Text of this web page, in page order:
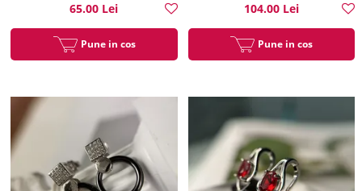
65.00 Lei
Pune in cos
104.00 Lei
Pune in cos